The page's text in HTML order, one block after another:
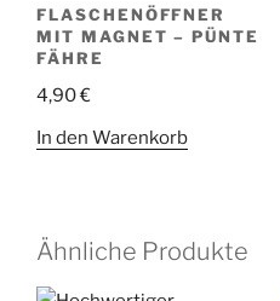
FLASCHENÖFFNER
MIT MAGNET – PÜNTE
FÄHRE
4,90€
In den Warenkorb
Ähnliche Produkte